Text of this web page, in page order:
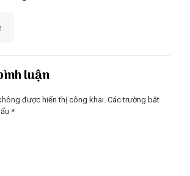
luận
được hiển thị công khai. Các trường bắt
*